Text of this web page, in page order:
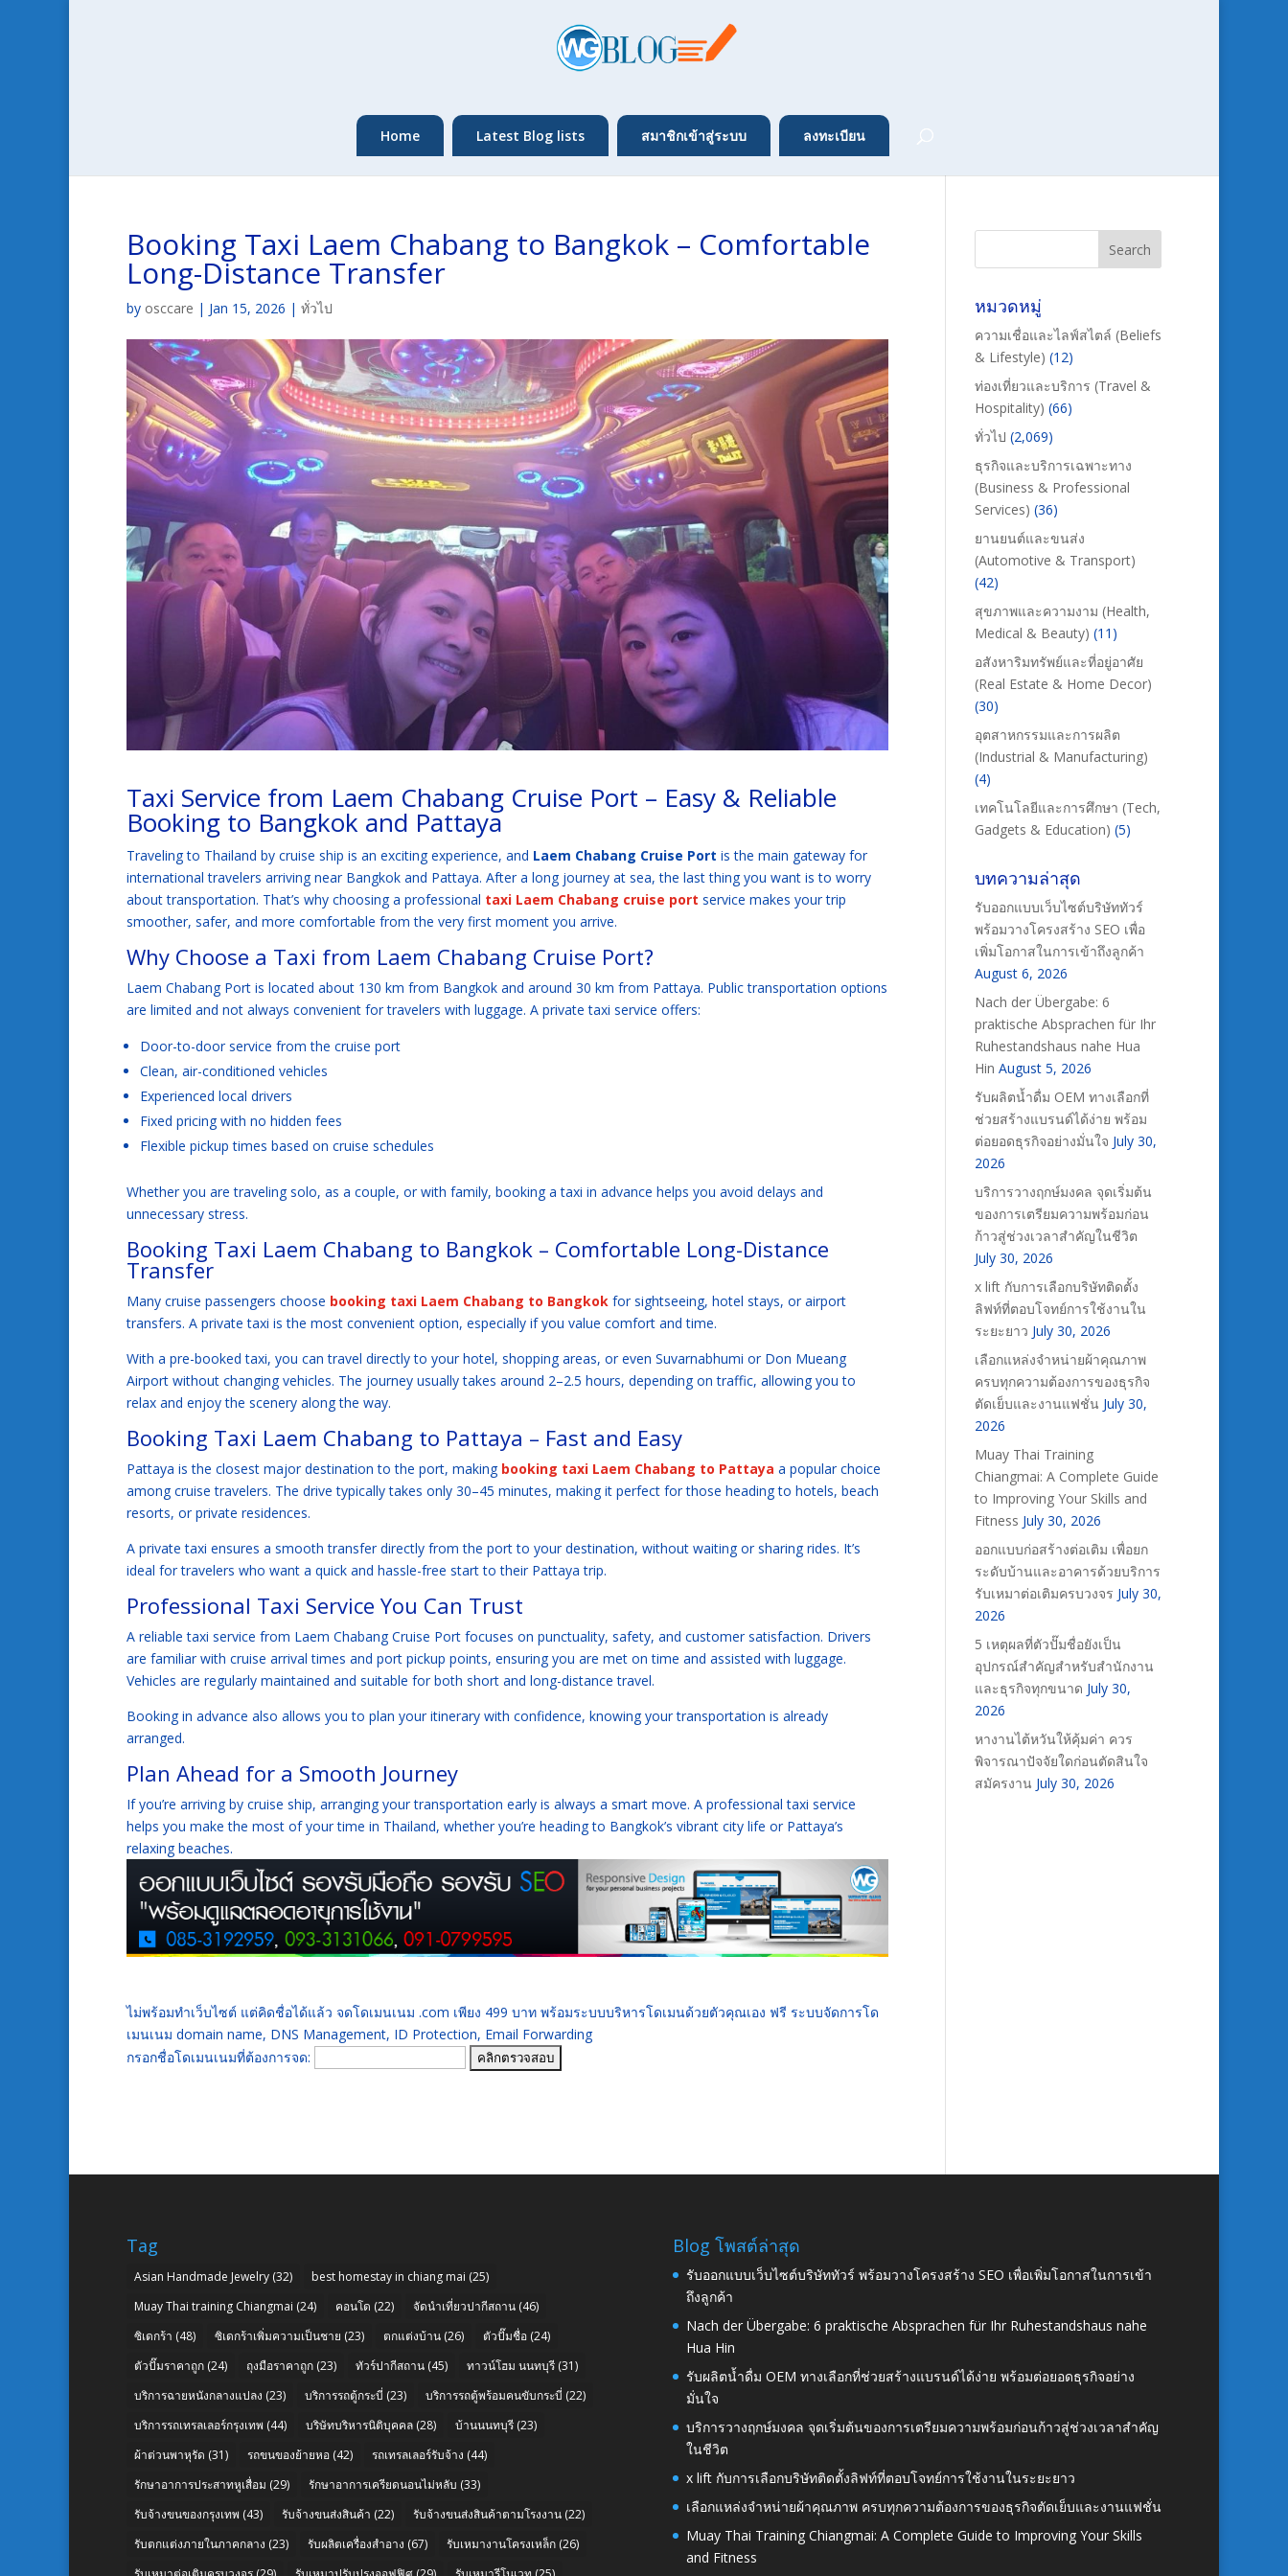
Home Latest Blog lists สมาชิกเข้าสู่ระบบ ลงทะเบียน
Booking Taxi Laem Chabang to Bangkok – Comfortable
Long-Distance Transfer
by osccare | Jan 15, 2026 | ทั่วไป
Taxi Service from Laem Chabang Cruise Port – Easy & Reliable
Booking to Bangkok and Pattaya
Traveling to Thailand by cruise ship is an exciting experience, and Laem Chabang Cruise Port is the main gateway for
international travelers arriving near Bangkok and Pattaya. After a long journey at sea, the last thing you want is to worry
about transportation. That’s why choosing a professional taxi Laem Chabang cruise port service makes your trip
smoother, safer, and more comfortable from the very first moment you arrive.
Why Choose a Taxi from Laem Chabang Cruise Port?
Laem Chabang Port is located about 130 km from Bangkok and around 30 km from Pattaya. Public transportation options
are limited and not always convenient for travelers with luggage. A private taxi service offers:
Door-to-door service from the cruise port
Clean, air-conditioned vehicles
Experienced local drivers
Fixed pricing with no hidden fees
Flexible pickup times based on cruise schedules
Whether you are traveling solo, as a couple, or with family, booking a taxi in advance helps you avoid delays and
unnecessary stress.
Booking Taxi Laem Chabang to Bangkok – Comfortable Long-Distance
Transfer
Many cruise passengers choose booking taxi Laem Chabang to Bangkok for sightseeing, hotel stays, or airport
transfers. A private taxi is the most convenient option, especially if you value comfort and time.
With a pre-booked taxi, you can travel directly to your hotel, shopping areas, or even Suvarnabhumi or Don Mueang
Airport without changing vehicles. The journey usually takes around 2–2.5 hours, depending on traffic, allowing you to
relax and enjoy the scenery along the way.
Booking Taxi Laem Chabang to Pattaya – Fast and Easy
Pattaya is the closest major destination to the port, making booking taxi Laem Chabang to Pattaya a popular choice
among cruise travelers. The drive typically takes only 30–45 minutes, making it perfect for those heading to hotels, beach
resorts, or private residences.
A private taxi ensures a smooth transfer directly from the port to your destination, without waiting or sharing rides. It’s
ideal for travelers who want a quick and hassle-free start to their Pattaya trip.
Professional Taxi Service You Can Trust
A reliable taxi service from Laem Chabang Cruise Port focuses on punctuality, safety, and customer satisfaction. Drivers
are familiar with cruise arrival times and port pickup points, ensuring you are met on time and assisted with luggage.
Vehicles are regularly maintained and suitable for both short and long-distance travel.
Booking in advance also allows you to plan your itinerary with confidence, knowing your transportation is already
arranged.
Plan Ahead for a Smooth Journey
If you’re arriving by cruise ship, arranging your transportation early is always a smart move. A professional taxi service
helps you make the most of your time in Thailand, whether you’re heading to Bangkok’s vibrant city life or Pattaya’s
relaxing beaches.
ไม่พร้อมทำเว็บไซต์ แต่คิดชื่อได้แล้ว จดโดเมนเนม .com เพียง 499 บาท พร้อมระบบบริหารโดเมนด้วยตัวคุณเอง ฟรี ระบบจัดการโด
เมนเนม domain name, DNS Management, ID Protection, Email Forwarding
กรอกชื่อโดเมนเนมที่ต้องการจด:
หมวดหมู่
ความเชื่อและไลฟ์สไตล์ (Beliefs
& Lifestyle) (12)
ท่องเที่ยวและบริการ (Travel &
Hospitality) (66)
ทั่วไป (2,069)
ธุรกิจและบริการเฉพาะทาง
(Business & Professional
Services) (36)
ยานยนต์และขนส่ง
(Automotive & Transport)
(42)
สุขภาพและความงาม (Health,
Medical & Beauty) (11)
อสังหาริมทรัพย์และที่อยู่อาศัย
(Real Estate & Home Decor)
(30)
อุตสาหกรรมและการผลิต
(Industrial & Manufacturing)
(4)
เทคโนโลยีและการศึกษา (Tech,
Gadgets & Education) (5)
บทความล่าสุด
รับออกแบบเว็บไซต์บริษัททัวร์
พร้อมวางโครงสร้าง SEO เพื่อ
เพิ่มโอกาสในการเข้าถึงลูกค้า
August 6, 2026
Nach der Übergabe: 6
praktische Absprachen für Ihr
Ruhestandshaus nahe Hua
Hin August 5, 2026
รับผลิตน้ำดื่ม OEM ทางเลือกที่
ช่วยสร้างแบรนด์ได้ง่าย พร้อม
ต่อยอดธุรกิจอย่างมั่นใจ July 30,
2026
บริการวางฤกษ์มงคล จุดเริ่มต้น
ของการเตรียมความพร้อมก่อน
ก้าวสู่ช่วงเวลาสำคัญในชีวิต
July 30, 2026
x lift กับการเลือกบริษัทติดตั้ง
ลิฟท์ที่ตอบโจทย์การใช้งานใน
ระยะยาว July 30, 2026
เลือกแหล่งจำหน่ายผ้าคุณภาพ
ครบทุกความต้องการของธุรกิจ
ตัดเย็บและงานแฟชั่น July 30,
2026
Muay Thai Training
Chiangmai: A Complete Guide
to Improving Your Skills and
Fitness July 30, 2026
ออกแบบก่อสร้างต่อเติม เพื่อยก
ระดับบ้านและอาคารด้วยบริการ
รับเหมาต่อเติมครบวงจร July 30,
2026
5 เหตุผลที่ตัวปั๊มชื่อยังเป็น
อุปกรณ์สำคัญสำหรับสำนักงาน
และธุรกิจทุกขนาด July 30,
2026
หางานไต้หวันให้คุ้มค่า ควร
พิจารณาปัจจัยใดก่อนตัดสินใจ
สมัครงาน July 30, 2026
Tag
Asian Handmade Jewelry (32) best homestay in chiang mai (25)
Muay Thai training Chiangmai (24) คอนโด (22) จัดนำเที่ยวปากีสถาน (46)
ซิเดกร้า (48) ซิเดกร้าเพิ่มความเป็นชาย (23) ตกแต่งบ้าน (26) ตัวปั๊มชื่อ (24)
ตัวปั๊มราคาถูก (24) ถุงมือราคาถูก (23) ทัวร์ปากีสถาน (45) ทาวน์โฮม นนทบุรี (31)
บริการฉายหนังกลางแปลง (23) บริการรถตู้กระบี่ (23) บริการรถตู้พร้อมคนขับกระบี่ (22)
บริการรถเทรลเลอร์กรุงเทพ (44) บริษัทบริหารนิติบุคคล (28) บ้านนนทบุรี (23)
ผ้าต่วนพาหุรัด (31) รถขนของย้ายหอ (42) รถเทรลเลอร์รับจ้าง (44)
รักษาอาการประสาทหูเสื่อม (29) รักษาอาการเครียดนอนไม่หลับ (33)
รับจ้างขนของกรุงเทพ (43) รับจ้างขนส่งสินค้า (22) รับจ้างขนส่งสินค้าตามโรงงาน (22)
รับตกแต่งภายในภาคกลาง (23) รับผลิตเครื่องสำอาง (67) รับเหมางานโครงเหล็ก (26)
Blog โพสต์ล่าสุด
รับออกแบบเว็บไซต์บริษัททัวร์ พร้อมวางโครงสร้าง SEO เพื่อเพิ่มโอกาสในการเข้า
ถึงลูกค้า
Nach der Übergabe: 6 praktische Absprachen für Ihr Ruhestandshaus nahe
Hua Hin
รับผลิตน้ำดื่ม OEM ทางเลือกที่ช่วยสร้างแบรนด์ได้ง่าย พร้อมต่อยอดธุรกิจอย่าง
มั่นใจ
บริการวางฤกษ์มงคล จุดเริ่มต้นของการเตรียมความพร้อมก่อนก้าวสู่ช่วงเวลาสำคัญ
ในชีวิต
x lift กับการเลือกบริษัทติดตั้งลิฟท์ที่ตอบโจทย์การใช้งานในระยะยาว
เลือกแหล่งจำหน่ายผ้าคุณภาพ ครบทุกความต้องการของธุรกิจตัดเย็บและงานแฟชั่น
Muay Thai Training Chiangmai: A Complete Guide to Improving Your Skills
and Fitness